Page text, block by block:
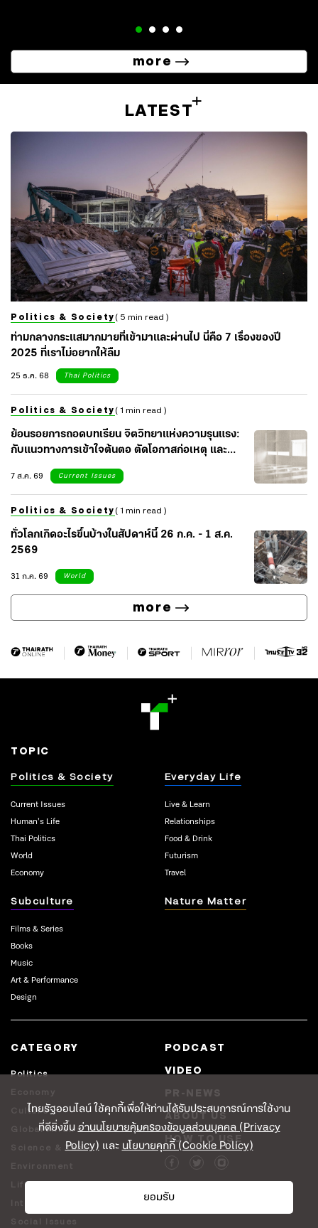
more
LATEST
Politics & Society ( 5 min read )
ท่ามกลางกระแสมากมายที่เข้ามาและผ่านไป นี่คือ 7 เรื่องของปี
2025 ที่เราไม่อยากให้ลืม
25 ธ.ค. 68
Thai Politics
Politics & Society ( 1 min read )
ย้อนรอยการถอดบทเรียน จิตวิทยาแห่งความรุนแรง:
กับแนวทางการเข้าใจต้นตอ ตัดโอกาสก่อเหตุ และ
เยียวยาจิตใจสังคม
7 ส.ค. 69 Current Issues
Politics & Society ( 1 min read )
ทั่วโลกเกิดอะไรขึ้นบ้างในสัปดาห์นี้ 26 ก.ค. - 1 ส.ค.
2569
31 ก.ค. 69
World
more
ไทยรัฐออนไลน์ ใช้คุกกี้เพื่อให้ท่านได้รับประสบการณ์การใช้งาน
ที่ดียิ่งขึ้นอ่านนโยบายคุ้มครองข้อมูลส่วนบุคคล (Privacy
Policy) และนโยบายคุกกี้ (Cookie Policy)
ยอมรับ
TOPIC
Politics & Society
Current Issues
Human’s Life
Thai Politics
World
Economy
Everyday Life
Live & Learn
Relationships
Food & Drink
Futurism
Travel
Subculture
Films & Series
Books
Music
Art & Performance
Design
Nature Matter
CATEGORY
Politics
Economy
Culture
Global Affairs
Science & Tech
Environment
Lifestyle
Interview
Social Issues
PODCAST
VIDEO
PR-NEWS
ABOUT US
HOW TO USE